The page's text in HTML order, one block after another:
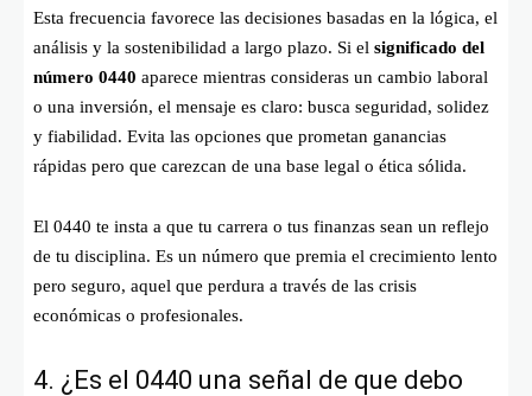
Esta frecuencia favorece las decisiones basadas en la lógica, el
análisis y la sostenibilidad a largo plazo. Si el significado del
número 0440 aparece mientras consideras un cambio laboral
o una inversión, el mensaje es claro: busca seguridad, solidez
y fiabilidad. Evita las opciones que prometan ganancias
rápidas pero que carezcan de una base legal o ética sólida.
El 0440 te insta a que tu carrera o tus finanzas sean un reflejo
de tu disciplina. Es un número que premia el crecimiento lento
pero seguro, aquel que perdura a través de las crisis
económicas o profesionales.
4. ¿Es el 0440 una señal de que debo